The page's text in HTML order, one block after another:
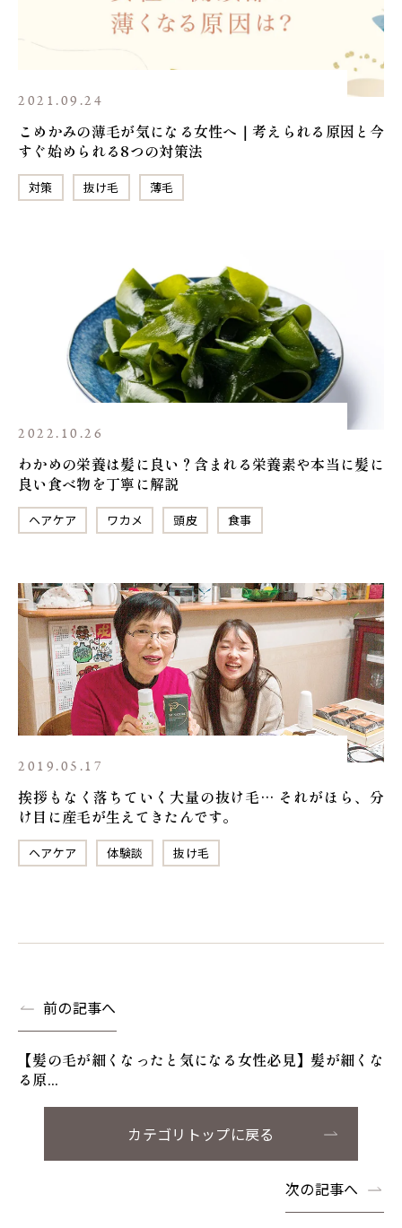
2021.09.24
こめかみの薄毛が気になる女性へ｜考えられる原因と今
すぐ始められる8つの対策法
対策 抜け毛 薄毛
2022.10.26
わかめの栄養は髪に良い？含まれる栄養素や本当に髪に
良い食べ物を丁寧に解説
ヘアケア ワカメ 頭皮 食事
2019.05.17
挨拶もなく落ちていく大量の抜け毛… それがほら、分
け目に産毛が生えてきたんです。
ヘアケア 体験談 抜け毛
前の記事へ
【髪の毛が細くなったと気になる女性必見】髪が細くな
る原...
カテゴリトップに戻る
次の記事へ